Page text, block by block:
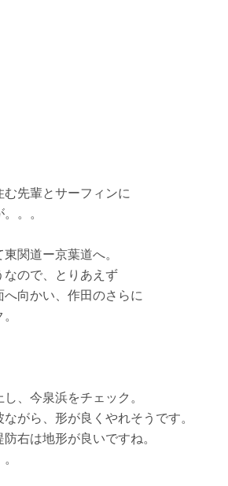
先輩とサーフィンに
。。
関道ー京葉道へ。
ので、とりあえず
向かい、作田のさらに
、今泉浜をチェック。
がら、形が良くやれそうです。
右は地形が良いですね。